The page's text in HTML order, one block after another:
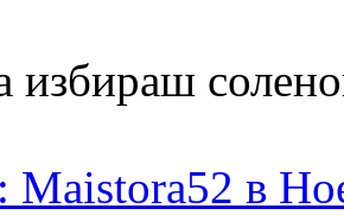
избираш
Maistora52 в